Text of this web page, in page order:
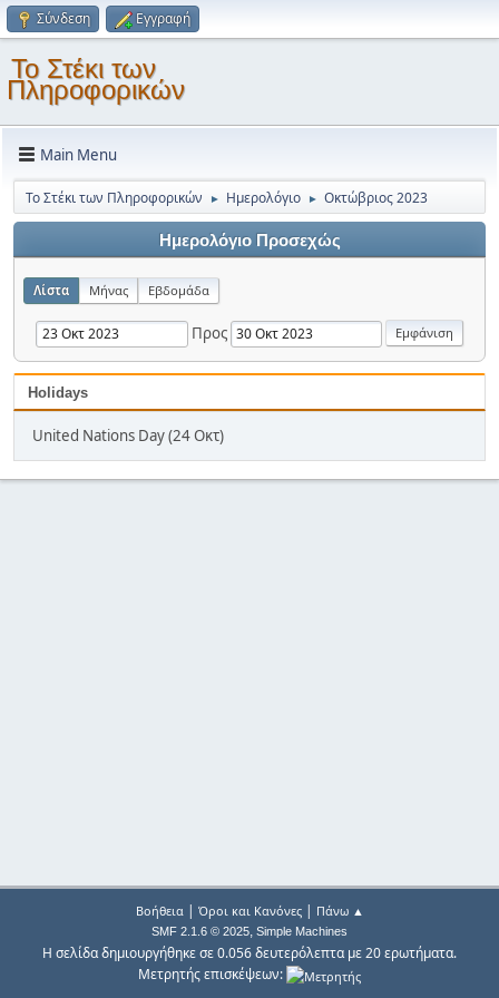
Σύνδεση Εγγραφή
Το Στέκι των
Πληροφορικών
Main Menu
Το Στέκι των Πληροφορικών ► Ημερολόγιο ► Οκτώβριος 2023
Ημερολόγιο Προσεχώς
Λίστα Μήνας Εβδομάδα
Προς
Holidays
United Nations Day (24 Οκτ)
Βοήθεια| Όροι και Κανόνες| Πάνω ▲
SMF 2.1.6 © 2025, Simple Machines
Η σελίδα δημιουργήθηκε σε 0.056 δευτερόλεπτα με 20 ερωτήματα.
Μετρητής επισκέψεων: